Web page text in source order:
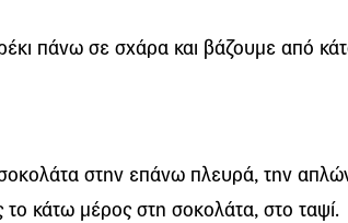
πάνω σε σχάρα και βάζουμε από
στην επάνω πλευρά, την
το κάτω μέρος στη σοκολάτα, στο ταψί.